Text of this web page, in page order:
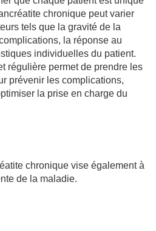
chronique peut varier
tels que la gravité de la
la réponse au
individuelles du patient.
régulière permet de prendre les
prévenir les complications,
la prise en charge du
chronique vise également à
de la maladie.